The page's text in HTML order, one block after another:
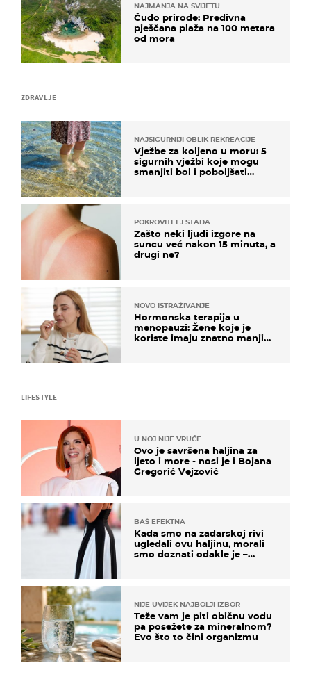
ZDRAVLJE
NAJSIGURNIJI OBLIK REKREACIJE
Vježbe za koljeno u moru: 5
sigurnih vježbi koje mogu
smanjiti bol i poboljšati
POKROVITELJ STADA
Zašto neki ljudi izgore na
suncu već nakon 15 minuta, a
drugi ne?
NOVO ISTRAŽIVANJE
Hormonska terapija u
menopauzi: Žene koje je
koriste imaju znatno manji
NAJMANJA NA SVIJETU
Čudo prirode: Predivna
pješčana plaža na 100 metara
od mora
LIFESTYLE
U NOJ NIJE VRUĆE
Ovo je savršena haljina za
ljeto i more - nosi je i Bojana
Gregorić Vejzović
BAŠ EFEKTNA
Kada smo na zadarskoj rivi
ugledali ovu haljinu, morali
smo doznati odakle je –
NIJE UVIJEK NAJBOLJI IZBOR
Teže vam je piti običnu vodu
pa posežete za mineralnom?
Evo što to čini organizmu